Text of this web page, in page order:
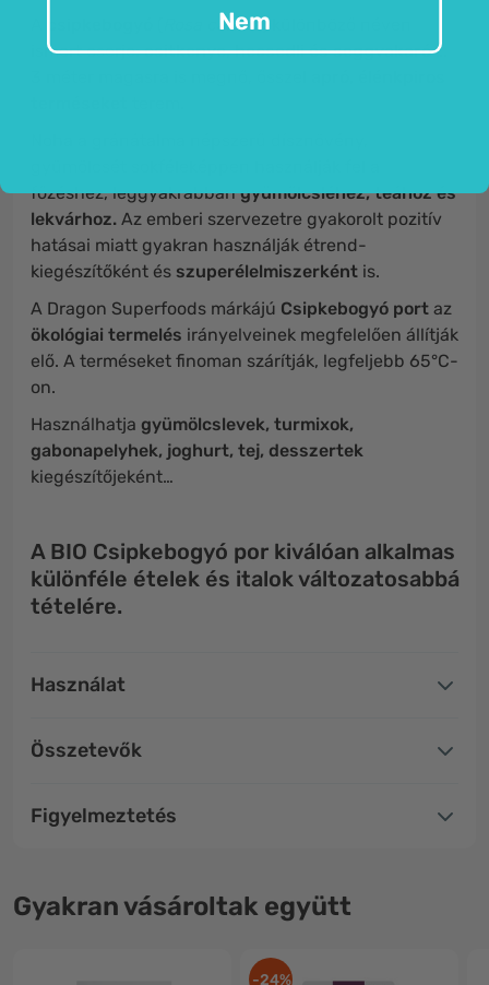
Rosa canina) különböző néven
ismert cserje:csitkenye, hecsedli és seggvakaró …
főzéshez, leggyakrabbangyümölcsléhez, teához és
lekvárhoz. Az emberi szervezetre gyakorolt ​​pozitív
hatásai miatt gyakran használják étrend-
kiegészítőként és szuperélelmiszerként is.
A Dragon Superfoods márkájú Csipkebogyó port az
ökológiai termelés irányelveinek megfelelően állítják
elő. A terméseket finoman szárítják, legfeljebb 65°C-
on.
Használhatja gyümölcslevek, turmixok,
gabonapelyhek, joghurt, tej, desszertek
kiegészítőjeként…
A BIO Csipkebogyó por kiválóan alkalmas
különféle ételek és italok változatosabbá
tételére.
Használat
Összetevők
Figyelmeztetés
Gyakran vásároltak együtt
-24%
Nem